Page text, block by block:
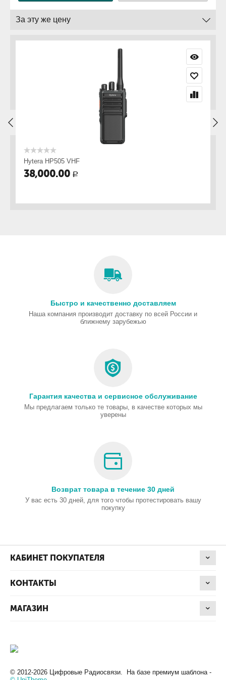
За эту же цену
Hytera HP505 VHF
38,000.00 Р
Быстро и качественно доставляем
Наша компания производит доставку по всей России и
ближнему зарубежью
Гарантия качества и сервисное обслуживание
Мы предлагаем только те товары, в качестве которых мы
уверены
Возврат товара в течение 30 дней
У вас есть 30 дней, для того чтобы протестировать вашу
покупку
КАБИНЕТ ПОКУПАТЕЛЯ
КОНТАКТЫ
МАГАЗИН
© 2012-2026 Цифровые Радиосвязи. На базе премиум шаблона -